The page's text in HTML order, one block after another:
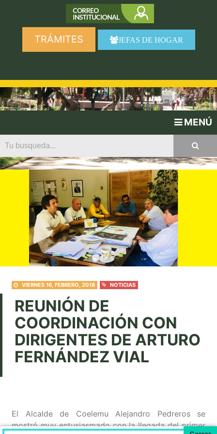
TRÁMITES JEFAS DE HOGAR
MENÚ
VIERNES 16, FEBRERO, 2018 NOTICIAS
REUNIÓN DE
COORDINACIÓN CON
DIRIGENTES DE ARTURO
FERNÁNDEZ VIAL
El Alcalde de Coelemu Alejandro Pedreros se
mostró muy entusiasmado con la llegada del primer